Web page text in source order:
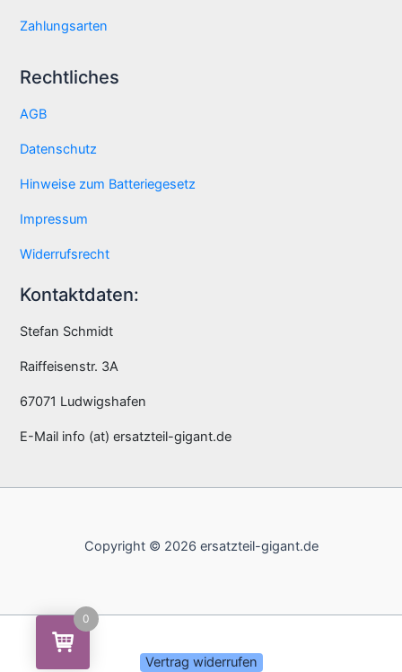
Zahlungsarten
Rechtliches
AGB
Datenschutz
Hinweise zum Batteriegesetz
Impressum
Widerrufsrecht
Kontaktdaten:
Stefan Schmidt
Raiffeisenstr. 3A
67071 Ludwigshafen
E-Mail info (at) ersatzteil-gigant.de
Copyright © 2026 ersatzteil-gigant.de
Vertrag widerrufen
0